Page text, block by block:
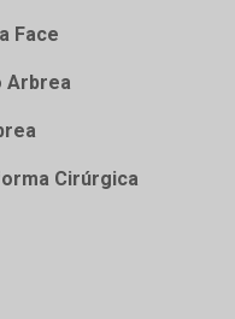
Face
Arbrea
Cirúrgica